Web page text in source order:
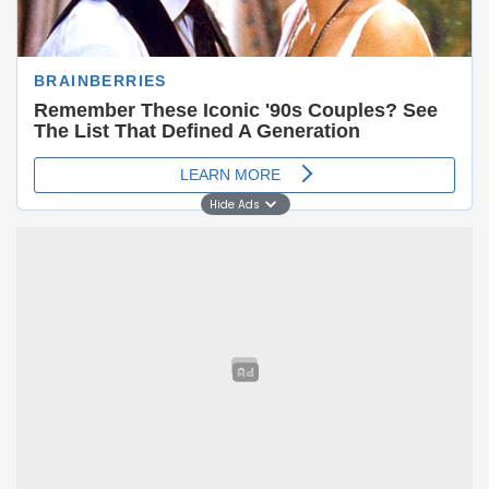
Jumat, 26 Juni 2026 | 10:11 WIB
Info Berita Karawang
Hide Ads